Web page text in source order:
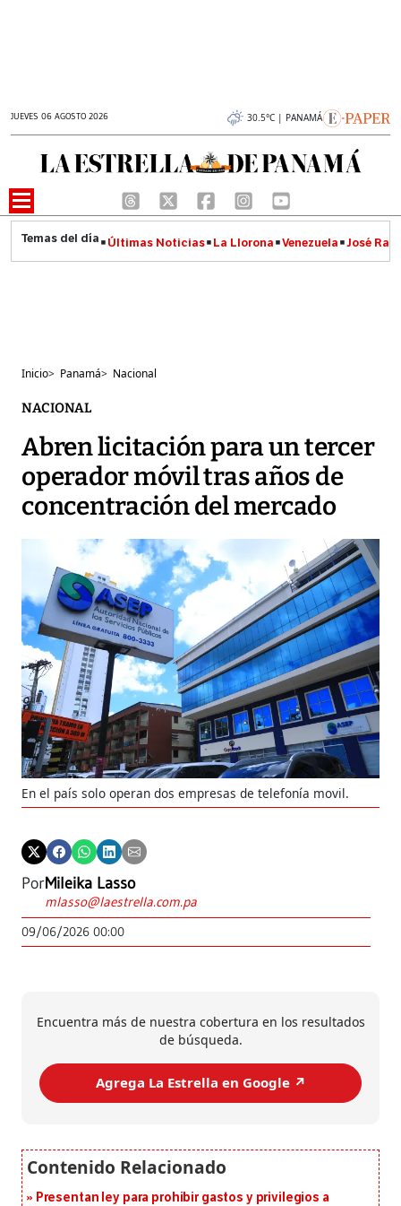
JUEVES 06 AGOSTO 2026 30.5°C | PANAMÁ
Últimas Noticias La Llorona Venezuela José
Inicio> Panamá> Nacional
NACIONAL
Abren licitación para un tercer
operador móvil tras años de
concentración del mercado
En el país solo operan dos empresas de telefonía movil.
PorMileika Lasso
mlasso@laestrella.com.pa
09/06/2026 00:00
Encuentra más de nuestra cobertura en los resultados
de búsqueda.
Agrega La Estrella en Google ↗️
Presentan ley para prohibir gastos y privilegios a